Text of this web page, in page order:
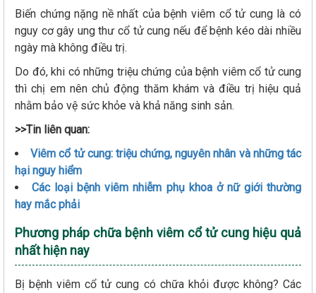
Biến chứng nặng nề nhất của bệnh viêm cổ tử cung là có
nguy cơ gây ung thư cổ tử cung nếu để bệnh kéo dài nhiều
ngày mà không điều trị.
Do đó, khi có những triệu chứng của bệnh viêm cổ tử cung
thì chị em nên chủ động thăm khám và điều trị hiệu quả
nhằm bảo vệ sức khỏe và khả năng sinh sản.
>>Tin liên quan:
Viêm cổ tử cung: triệu chứng, nguyên nhân và những tác
hại nguy hiểm
Các loại bệnh viêm nhiễm phụ khoa ở nữ giới thường
hay mắc phải
Phương pháp chữa bệnh viêm cổ tử cung hiệu quả
nhất hiện nay
Bị bệnh viêm cổ tử cung có chữa khỏi được không? Các